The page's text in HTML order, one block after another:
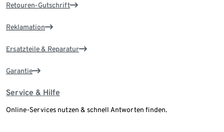
Retouren-Gutschrift
Reklamation
Ersatzteile & Reparatur
Garantie
Service & Hilfe
Online-Services nutzen & schnell Antworten finden.